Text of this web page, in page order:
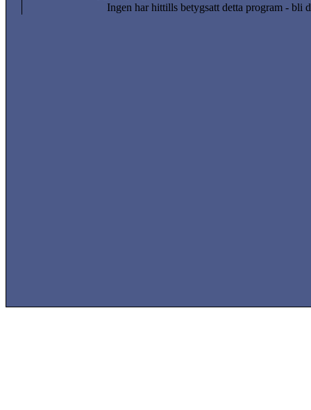
Ingen har hittills betygsatt detta program - bli